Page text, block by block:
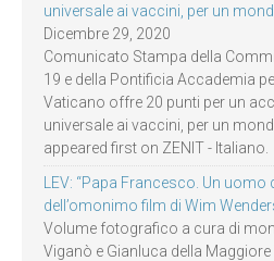
universale ai vaccini, per un
Dicembre 29, 2020
Comunicato Stampa della
19 e della Pontificia Accademia
Vaticano offre 20 punti per un
universale ai vaccini, per un
appeared first on ZENIT - Italiano.
LEV: “Papa Francesco. Un uomo
dell’omonimo film di Wim
Volume fotografico a cura di
Viganò e Gianluca della Maggiore